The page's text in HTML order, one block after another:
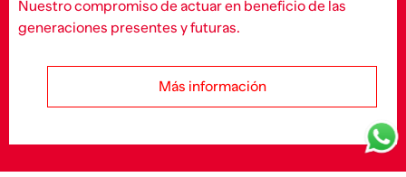
Nuestro compromiso de actuar en beneficio de las
generaciones presentes y futuras.
Más información